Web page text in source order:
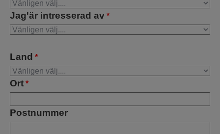
Jag'är intresserad av *
Land *
Ort *
Postnummer